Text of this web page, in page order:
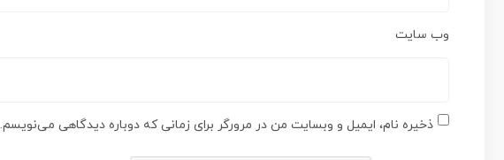
وب‌ سایت
ذخیره نام، ایمیل و وبسایت من در مرورگر برای زمانی که دوباره دیدگاهی می‌نویسم.